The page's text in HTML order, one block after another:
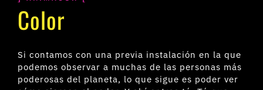
Color
Si contamos con una previa instalación en la que
podemos observar a muchas de las personas más
poderosas del planeta, lo que sigue es poder ver